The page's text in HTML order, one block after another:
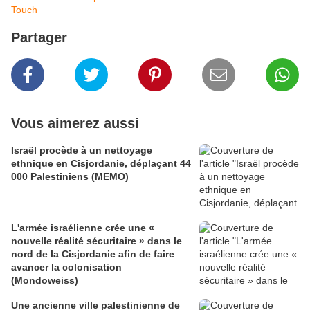
Touch
Partager
Vous aimerez aussi
Israël procède à un nettoyage
ethnique en Cisjordanie, déplaçant 44
000 Palestiniens (MEMO)
L'armée israélienne crée une «
nouvelle réalité sécuritaire » dans le
nord de la Cisjordanie afin de faire
avancer la colonisation
(Mondoweiss)
Une ancienne ville palestinienne de